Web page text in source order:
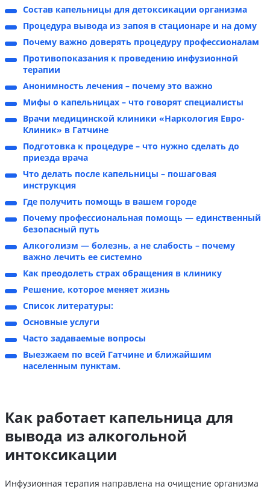
Состав капельницы для детоксикации организма
Процедура вывода из запоя в стационаре и на дому
Почему важно доверять процедуру профессионалам
Противопоказания к проведению инфузионной
терапии
Анонимность лечения – почему это важно
Мифы о капельницах – что говорят специалисты
Врачи медицинской клиники «Наркология Евро-
Клиник» в Гатчине
Подготовка к процедуре – что нужно сделать до
приезда врача
Что делать после капельницы – пошаговая
инструкция
Где получить помощь в вашем городе
Почему профессиональная помощь — единственный
безопасный путь
Алкоголизм — болезнь, а не слабость – почему
важно лечить ее системно
Как преодолеть страх обращения в клинику
Решение, которое меняет жизнь
Список литературы:
Основные услуги
Часто задаваемые вопросы
Выезжаем по всей Гатчине и ближайшим
населенным пунктам.
Как работает капельница для
вывода из алкогольной
интоксикации
Инфузионная терапия направлена на очищение организма